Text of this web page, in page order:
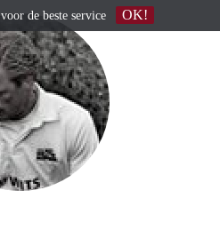
voor de beste service OK!